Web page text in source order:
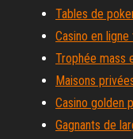
Tables de
Casino en
Trophée mass
Maisons
Casino golden
Gagnants de